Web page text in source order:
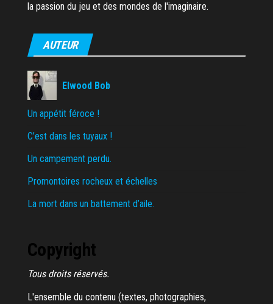
la passion du jeu et des mondes de l'imaginaire.
AUTEUR
Elwood Bob
Un appétit féroce !
C’est dans les tuyaux !
Un campement perdu.
Promontoires rocheux et échelles
La mort dans un battement d’aile.
Copyright
Tous droits réservés.
L'ensemble du contenu (textes, photographies,